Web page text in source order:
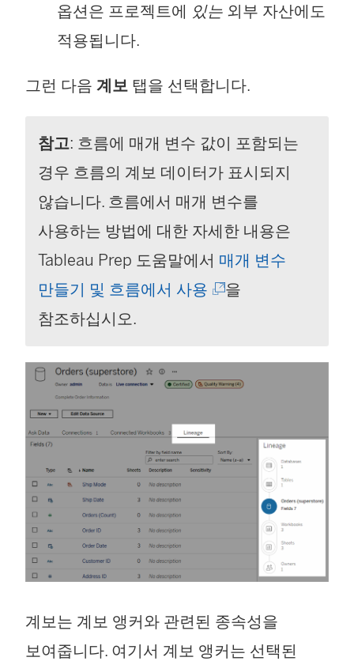
옵션은 프로젝트에 있는 외부 자산에도
적용됩니다.
그런 다음 계보 탭을 선택합니다.
참고: 흐름에 매개 변수 값이 포함되는
경우 흐름의 계보 데이터가 표시되지
않습니다. 흐름에서 매개 변수를
사용하는 방법에 대한 자세한 내용은
Tableau Prep 도움말에서 매개 변수
만들기 및 흐름에서 사용 (
가
창
에
)
을
참조하십시오.
계보는 계보 앵커와 관련된 종속성을
보여줍니다. 여기서 계보 앵커는 선택된